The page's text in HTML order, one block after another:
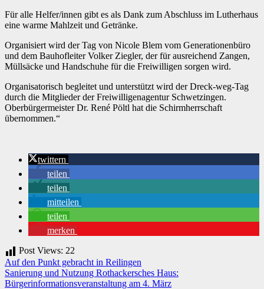
Für alle Helfer/innen gibt es als Dank zum Abschluss im Lutherhaus
eine warme Mahlzeit und Getränke.
Organisiert wird der Tag von Nicole Blem vom Generationenbüro
und dem Bauhofleiter Volker Ziegler, der für ausreichend Zangen,
Müllsäcke und Handschuhe für die Freiwilligen sorgen wird.
Organisatorisch begleitet und unterstützt wird der Dreck-weg-Tag
durch die Mitglieder der Freiwilligenagentur Schwetzingen.
Oberbürgermeister Dr. René Pöltl hat die Schirmherrschaft
übernommen.“
twittern
teilen
teilen
mitteilen
teilen
merken
Post Views: 22
Beitragsnavigation
Auf den Punkt gebracht in Reilingen
Sanierung und Nutzung Rothackersches Haus:
Bürgerinformationsveranstaltung am 4. März